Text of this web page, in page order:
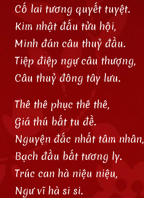
Cố lai tương quyết tuyệt.
Kim nhật đấu tửu hội,
Minh đán câu thuỷ đầu.
Tiệp điệp ngự câu thượng,
Câu thuỷ đông tây lưu.
Thê thê phục thê thê,
Giá thú bất tu đề.
Nguyện đắc nhất tâm nhân,
Bạch đầu bất tương ly.
Trúc can hà niệu niệu,
Ngư vĩ hà si si.